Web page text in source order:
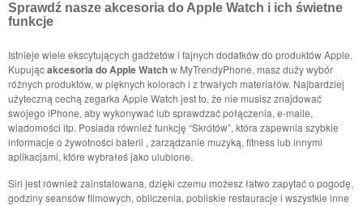
Sprawdź nasze akcesoria do Apple Watch i ich świetne
funkcje
Istnieje wiele ekscytujących gadżetów i fajnych dodatków do produktów Apple.
Kupującakcesoria do Apple Watchw MyTrendyPhone, masz duży wybór
różnych produktów, w pięknych kolorach i z trwałych materiałów. Najbardziej
użyteczną cechą zegarka Apple Watch jest to, że nie musisz znajdować
swojego iPhone, aby wykonywać lub sprawdzać połączenia, e-maile,
wiadomości itp. Posiada również funkcję “Skrótów”, która zapewnia szybkie
informacje o żywotności baterii , zarządzanie muzyką, fitness lub innymi
aplikacjami, które wybrałeś jako ulubione.
Siri jest również zainstalowana, dzięki czemu możesz łatwo zapytać o pogodę,
godziny seansów filmowych, obliczenia, pobliskie restauracje i wszystkie inne